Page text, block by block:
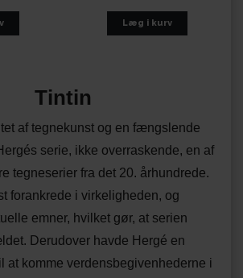
Tintin
af tegnekunst og en fængslende
serie, ikke overraskende, en af
tegneserier fra det 20. århundrede.
forankrede i virkeligheden, og
emner, hvilket gør, at serien
Derudover havde Hergé en
at komme verdensbegivenhederne i